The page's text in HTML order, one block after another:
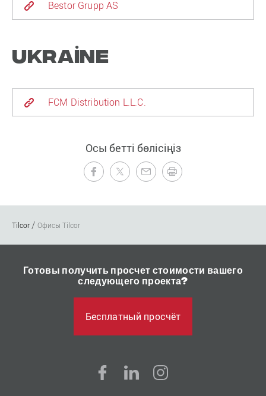
Bestor Grupp AS
Ukraine
FCM Distribution L.L.C.
Осы бетті бөлісіңіз
Tilcor Офисы Tilcor
Готовы получить просчет стоимости вашего
следующего проекта?
Бесплатный просчёт